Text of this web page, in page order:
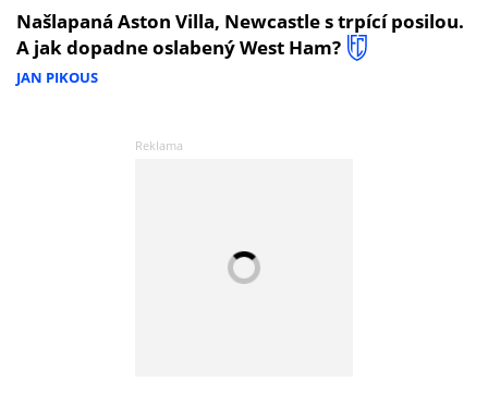
Našlapaná Aston Villa, Newcastle s trpící posilou.
A jak dopadne oslabený West Ham?
JAN PIKOUS